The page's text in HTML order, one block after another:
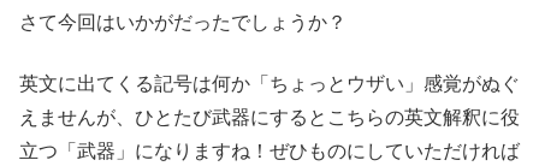
さて今回はいかがだったでしょうか？
英文に出てくる記号は何か「ちょっとウザい」感覚がぬぐ
えませんが、ひとたび武器にするとこちらの英文解釈に役
立つ「武器」になりますね！ぜひものにしていただければ